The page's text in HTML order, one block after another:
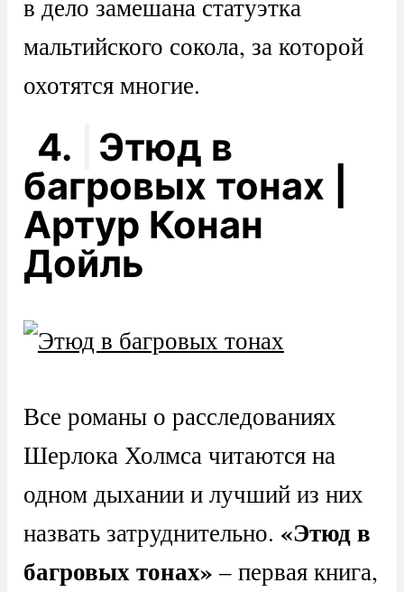
в дело замешана статуэтка
мальтийского сокола, за которой
охотятся многие.
4.
Этюд в
багровых тонах |
Артур Конан
Дойль
Все романы о расследованиях
Шерлока Холмса читаются на
одном дыхании и лучший из них
назвать затруднительно. «Этюд в
багровых тонах» – первая книга,